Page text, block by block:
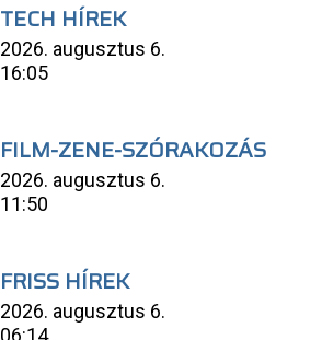
TECH HÍREK
2026. augusztus 6.
16:05
FILM-ZENE-SZÓRAKOZÁS
2026. augusztus 6.
11:50
FRISS HÍREK
2026. augusztus 6.
06:14